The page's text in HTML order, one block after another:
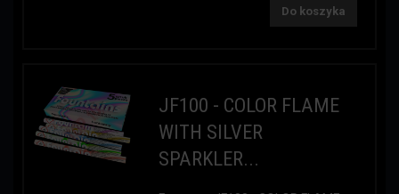
Do koszyka
JF100 - COLOR FLAME
WITH SILVER
SPARKLER...